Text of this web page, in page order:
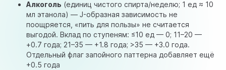
Алкоголь (единиц чистого спирта/неделю; 1 ед ≈ 10
мл этанола) — J-образная зависимость не
поощряется, «пить для пользы» не считается
выгодой. Вклад по ступеням: ≤10 ед — 0; 11–20 —
+0.7 года; 21–35 — +1.8 года; >35 — +3.0 года.
Отдельный флаг запойного паттерна добавляет ещё
+0.5 года